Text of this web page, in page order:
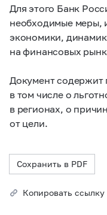
Для этого Банк
необходимые меры,
экономики,
на финансовых
Документ содержит
в том числе о
в регионах, о
от цели.
Сохранить в PDF
Копировать ссылку